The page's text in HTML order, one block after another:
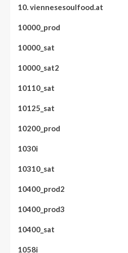
10. viennesesoulfood.at
10000_prod
10000_sat
10000_sat2
10110_sat
10125_sat
10200_prod
1030i
10310_sat
10400_prod2
10400_prod3
10400_sat
1058i